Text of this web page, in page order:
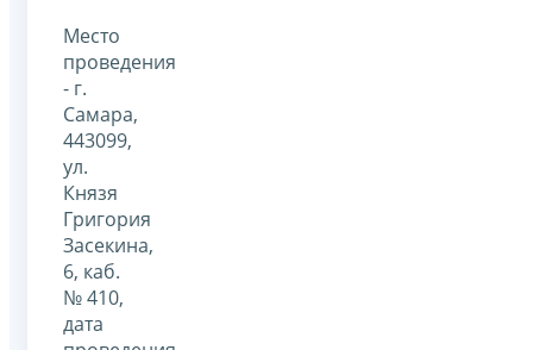
Место
проведения
- г.
Самара,
443099,
ул.
Князя
Григория
Засекина,
6, каб.
№ 410,
дата